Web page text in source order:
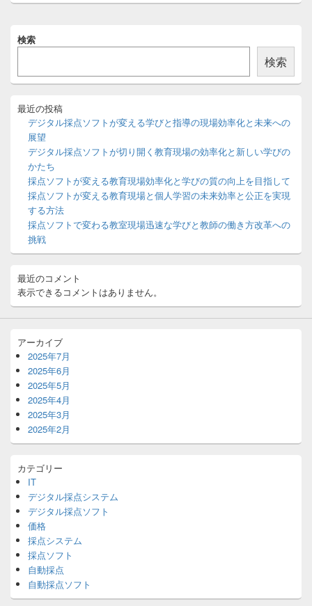
稿:
イ
イ
バ
検索
検索
最近の投稿
デジタル採点ソフトが変える学びと指導の現場効率化と未来への
展望
デジタル採点ソフトが切り開く教育現場の効率化と新しい学びの
かたち
採点ソフトが変える教育現場効率化と学びの質の向上を目指して
採点ソフトが変える教育現場と個人学習の未来効率と公正を実現
する方法
採点ソフトで変わる教室現場迅速な学びと教師の働き方改革への
挑戦
最近のコメント
表示できるコメントはありません。
アーカイブ
2025年7月
2025年6月
2025年5月
2025年4月
2025年3月
2025年2月
カテゴリー
IT
デジタル採点システム
デジタル採点ソフト
価格
採点システム
採点ソフト
自動採点
自動採点ソフト